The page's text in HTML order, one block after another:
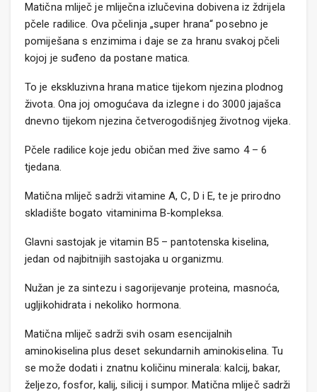
Matična mliječ je mliječna izlučevina dobivena iz ždrijela
pčele radilice. Ova pčelinja „super hrana“ posebno je
pomiješana s enzimima i daje se za hranu svakoj pčeli
kojoj je suđeno da postane matica.
To je ekskluzivna hrana matice tijekom njezina plodnog
života. Ona joj omogućava da izlegne i do 3000 jajašca
dnevno tijekom njezina četverogodišnjeg životnog vijeka.
Pčele radilice koje jedu običan med žive samo 4 – 6
tjedana.
Matična mliječ sadrži vitamine A, C, D i E, te je prirodno
skladište bogato vitaminima B-kompleksa.
Glavni sastojak je vitamin B5 – pantotenska kiselina,
jedan od najbitnijih sastojaka u organizmu.
Nužan je za sintezu i sagorijevanje proteina, masnoća,
ugljikohidrata i nekoliko hormona.
Matična mliječ sadrži svih osam esencijalnih
aminokiselina plus deset sekundarnih aminokiselina. Tu
se može dodati i znatnu količinu minerala: kalcij, bakar,
željezo, fosfor, kalij, silicij i sumpor. Matična mliječ sadrži